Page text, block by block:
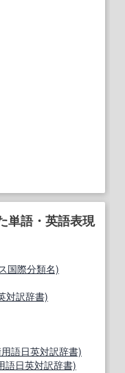
単語・英語表現
国際分類名)
対訳辞書)
語日英対訳辞書)
語日英対訳辞書)